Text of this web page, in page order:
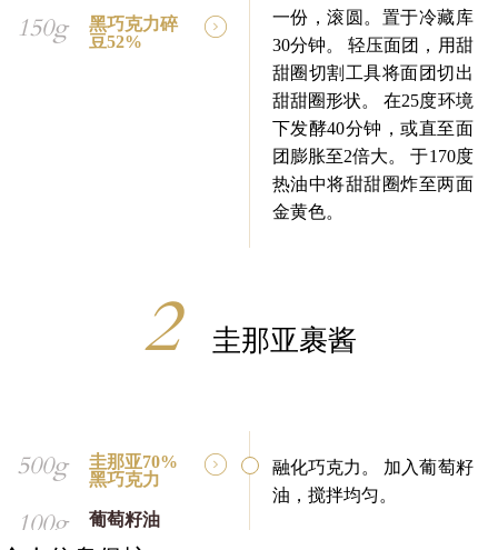
150g
黑巧克力碎
豆52%
一份，滚圆。置于冷藏库
30分钟。 轻压面团，用甜
甜圈切割工具将面团切出
甜甜圈形状。 在25度环境
下发酵40分钟，或直至面
团膨胀至2倍大。 于170度
热油中将甜甜圈炸至两面
金黄色。
圭那亚裹酱
500g
圭那亚70%
黑巧克力
100g 葡萄籽油
融化巧克力。 加入葡萄籽
油，搅拌均匀。